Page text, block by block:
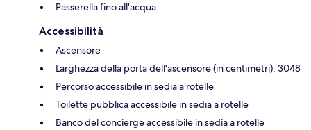
Passerella fino all'acqua
Accessibilità
Ascensore
Larghezza della porta dell'ascensore (in centimetri): 3048
Percorso accessibile in sedia a rotelle
Toilette pubblica accessibile in sedia a rotelle
Banco del concierge accessibile in sedia a rotelle